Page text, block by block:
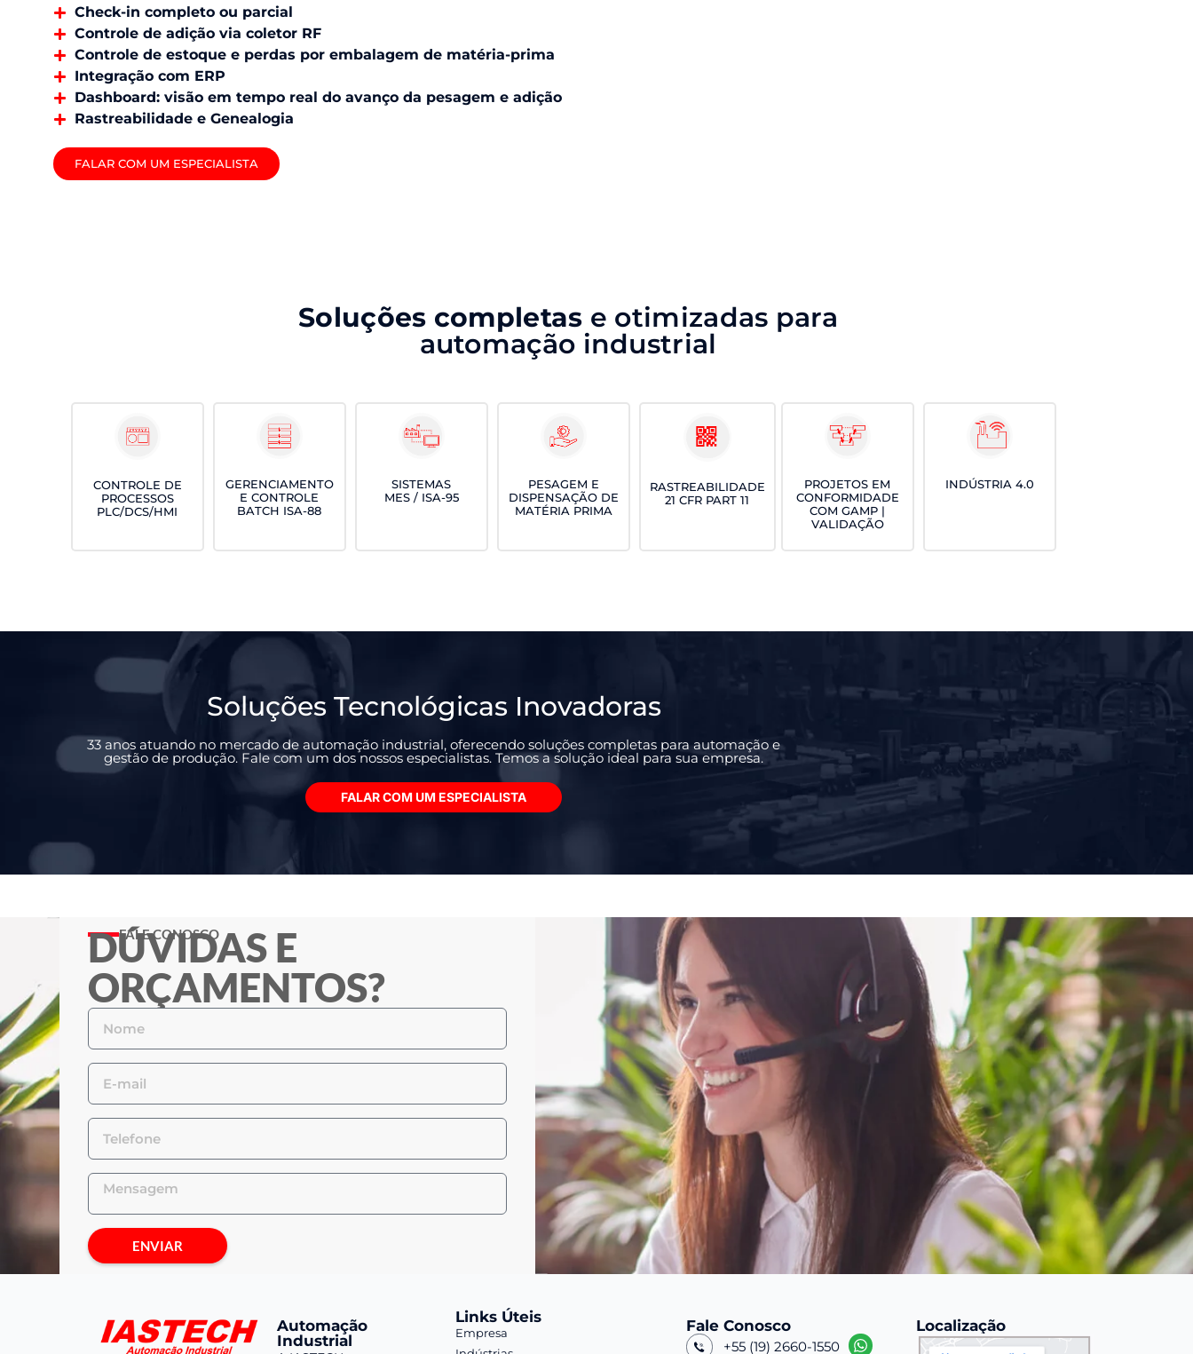
Check-in completo ou parcial
Controle de adição via coletor RF
Controle de estoque e perdas por embalagem de matéria-prima
Integração com ERP
Dashboard: visão em tempo real do avanço da pesagem e adição
Rastreabilidade e Genealogia
FALAR COM UM ESPECIALISTA
Soluções completas e otimizadas para
automação industrial
CONTROLE DE
PROCESSOS
PLC/DCS/HMI
GERENCIAMENTO
E CONTROLE
BATCH ISA-88
SISTEMAS
MES / ISA-95
PESAGEM E
DISPENSAÇÃO DE
MATÉRIA PRIMA
RASTREABILIDADE
21 CFR PART 11
PROJETOS EM
CONFORMIDADE
COM GAMP |
VALIDAÇÃO
INDÚSTRIA 4.0
Soluções Tecnológicas Inovadoras
33 anos atuando no mercado de automação industrial, oferecendo soluções completas para automação e
gestão de produção. Fale com um dos nossos especialistas. Temos a solução ideal para sua empresa.
FALAR COM UM ESPECIALISTA
FALE CONOSCO
DÚVIDAS E
ORÇAMENTOS?
ENVIAR
Automação
Industrial
Links Úteis
Empresa
Fale Conosco
+55 (19) 2660-1550
Localização